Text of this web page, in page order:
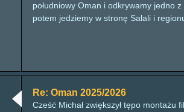
południowy Oman i odkrywamy jedno
potem jedziemy w stronę Salali i
Re: Oman 2025/2026
Cześć Michał zwiększył tępo